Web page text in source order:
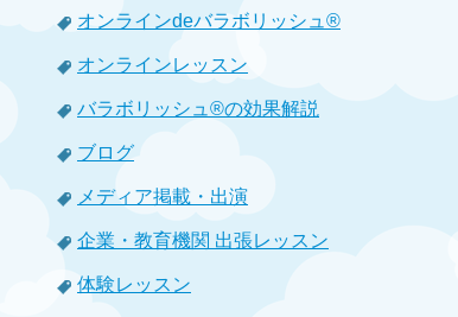
オンラインdeバラボリッシュ®
オンラインレッスン
バラボリッシュ®の効果解説
ブログ
メディア掲載・出演
企業・教育機関 出張レッスン
体験レッスン